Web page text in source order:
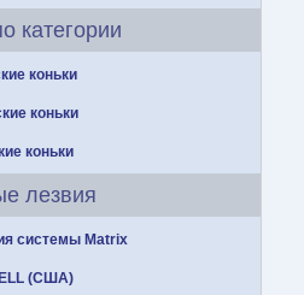
категории
коньки
коньки
коньки
лезвия
системы Matrix
(США)